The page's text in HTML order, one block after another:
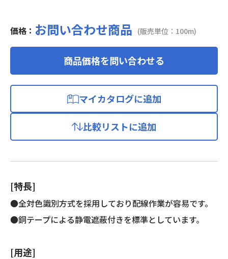
価格： お問い合わせ商品 (販売単位：100m)
商品価格を問い合わせる
マイカタログに追加
比較リストに追加
[特長]
●全対色識別方式を採用しており配線作業が容易です。
●銅テープによる静電遮蔽付きを標準としています。
[用途]